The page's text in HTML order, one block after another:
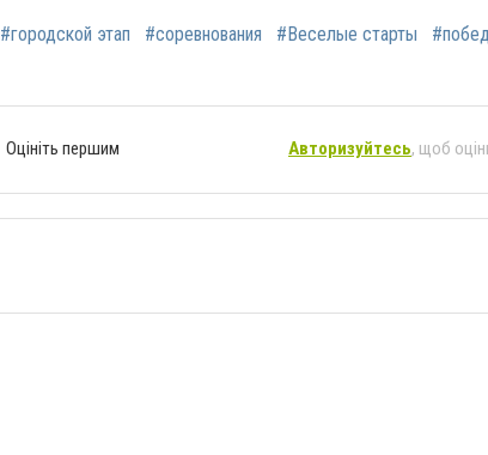
#городской этап #соревнования #Веселые старты
Оцініть першим Авторизуйтесь, щоб